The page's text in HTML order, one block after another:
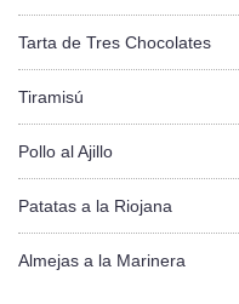
Tarta de Tres Chocolates
Tiramisú
Pollo al Ajillo
Patatas a la Riojana
Almejas a la Marinera